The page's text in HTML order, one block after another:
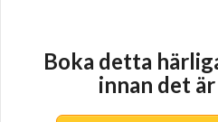
Boka detta
innan det